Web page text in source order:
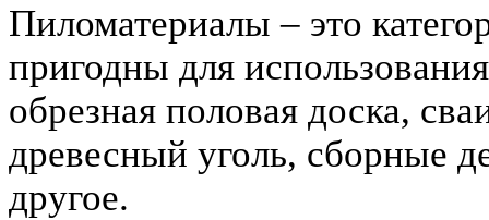
Пиломатериалы – это
пригодны для
обрезная половая доска,
древесный уголь, сборные
другое.